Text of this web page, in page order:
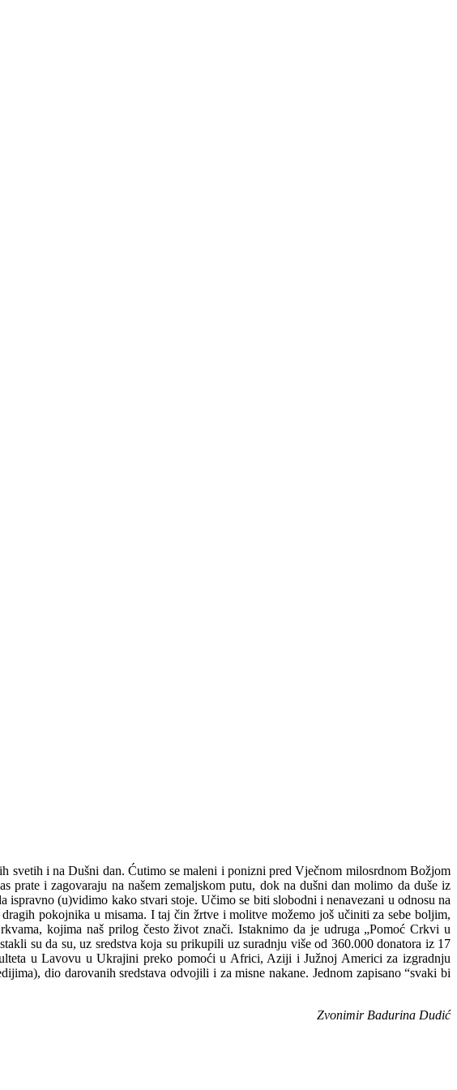
svetih i na Dušni dan. Ćutimo se maleni i ponizni pred Vječnom milosrdnom Božjom
i zagovaraju na našem zemaljskom putu, dok na dušni dan molimo da duše iz
(u)vidimo kako stvari stoje. Učimo se biti slobodni i nenavezani u odnosu na
pokojnika u misama. I taj čin žrtve i molitve možemo još učiniti za sebe boljim,
kojima naš prilog često život znači. Istaknimo da je udruga „Pomoć Crkvi u
su da su, uz sredstva koja su prikupili uz suradnju više od 360.000 donatora iz 17
u Lavovu u Ukrajini preko pomoći u Africi, Aziji i Južnoj Americi za izgradnju
dio darovanih sredstava odvojili i za misne nakane. Jednom zapisano “svaki bi
Zvonimir Badurina Dudić